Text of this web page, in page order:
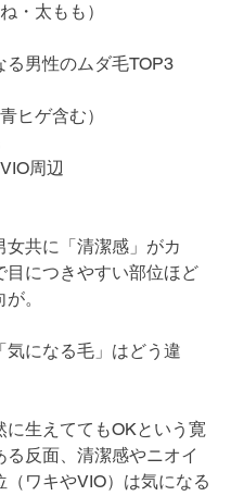
・太もも）
る男性のムダ毛TOP3
ヒゲ含む）
周辺
女共に「清潔感」がカ
目につきやすい部位ほど
。
気になる毛」はどう違
に生えててもOKという寛
る反面、清潔感やニオイ
（ワキやVIO）は気になる